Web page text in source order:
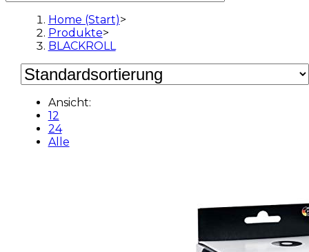
Home (Start)>
Produkte>
BLACKROLL
Ansicht:
12
24
Alle